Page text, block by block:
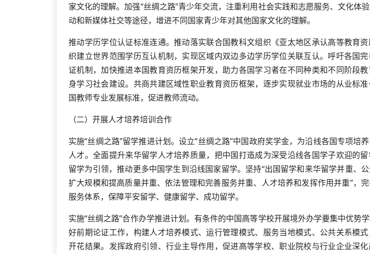
家文化的理解。加强“丝绸之路”青少年交流，注重利用社会实践和志愿服务、文化体
动和新媒体社交等途径，增进不同国家青少年对其他国家文化的理解。
推动学历学位认证标准连通。推动落实联合国教科文组织《亚太地区承认高等教育
织建立世界范围学历互认机制，实现区域内双边多边学历学位关联互认。呼吁各国
证机制，加快推进本国教育资历框架开发，助力各国学习者在不同种类和不同阶段
身学习社会建设。共商共建区域性职业教育资历框架，逐步实现就业市场的从业标
国教师专业发展标准，促进教师流动。
（二）开展人才培养培训合作
实施“丝绸之路”留学推进计划。设立“丝绸之路”中国政府奖学金，为沿线各国专项培
人才。全面提升来华留学人才培养质量，把中国打造成为深受沿线各国学子欢迎的
留学为引领，推动更多中国学生到沿线国家留学。坚持“出国留学和来华留学并重、公
扩大规模和提高质量并重、依法管理和完善服务并重、人才培养和发挥作用并重”，
服务体系，保障平安留学、健康留学、成功留学。
实施“丝绸之路”合作办学推进计划。有条件的中国高等学校开展境外办学要集中优势
好前期论证工作，构建人才培养模式、运行管理模式、服务当地模式、公共关系模式
开花结果。发挥政府引领、行业主导作用，促进高等学校、职业院校与行业企业深